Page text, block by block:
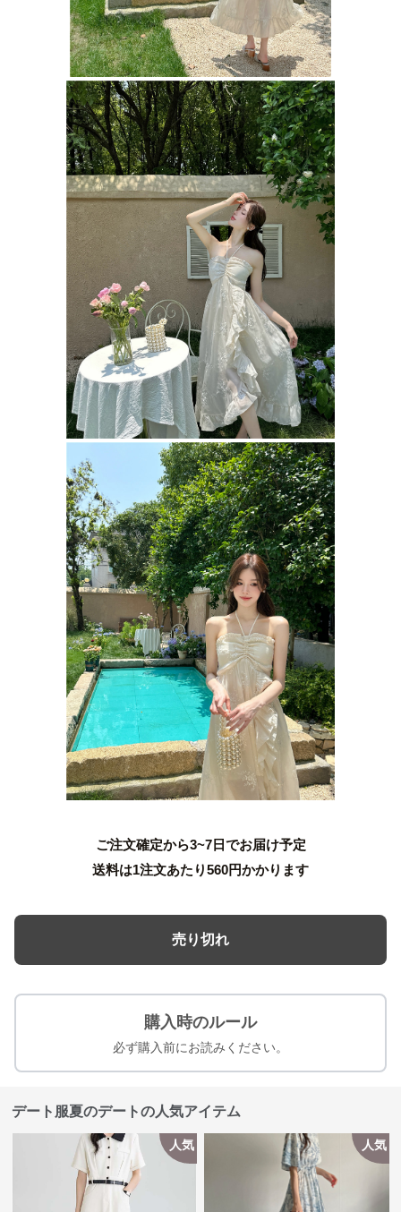
ご注文確定から3~7日でお届け予定
送料は1注文あたり560円かかります
売り切れ
購入時のルール
必ず購入前にお読みください。
デート服夏のデートの人気アイテム
人気 人気